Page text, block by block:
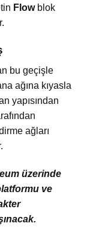
Flowblok
bu geçişle
ağına kıyasla
yapısından
ağları
üzerinde
ve